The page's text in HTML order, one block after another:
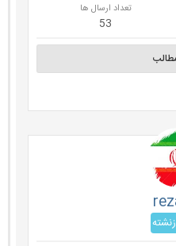
تعداد ارسال ها
53